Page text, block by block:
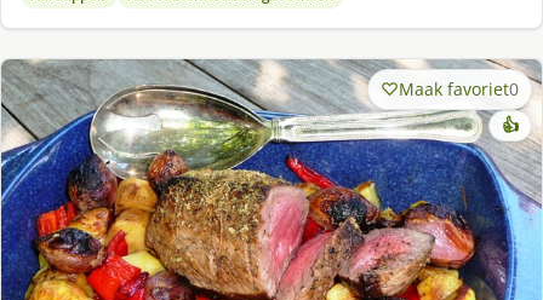
Maak favoriet0
👍